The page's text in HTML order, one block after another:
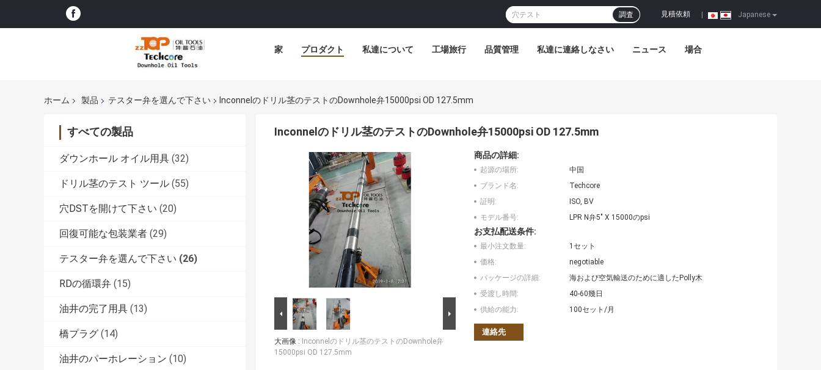
Japanese
見積依頼
調査
家 プロダクト 私達について 工場旅行 品質管理 私達に連絡しなさい ニュース 場合
ホーム 製品 テスター弁を選んで下さい Inconnelのドリル茎のテストのDownhole弁15000psi OD 127.5mm
すべての製品
ダウンホール オイル用具 (32)
ドリル茎のテスト ツール (55)
穴DSTを開けて下さい (20)
回復可能な包装業者 (29)
テスター弁を選んで下さい (26)
RDの循環弁 (15)
油井の完了用具 (13)
橋プラグ (14)
油井のパーホレーション (10)
Inconnelのドリル茎のテストのDownhole弁15000psi OD 127.5mm
大画像 : Inconnelのドリル茎のテストのDownhole弁
15000psi OD 127.5mm
商品の詳細:
起源の場所:
中国
ブランド名:
Techcore
証明:
ISO, BV
モデル番号:
LPR N弁5" X 15000のpsi
お支払配送条件:
最小注文数量:
1セット
価格:
negotiable
パッケージの詳細:
海および空気輸送のために適したPolly木
受渡し時間:
40-60幾日
供給の能力:
100セット/月
連絡先